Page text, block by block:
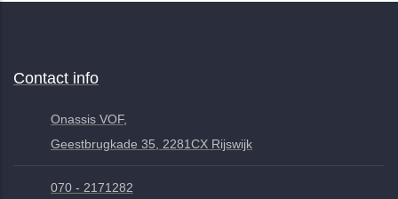
Contact info
Onassis VOF,
Geestbrugkade 35, 2281CX Rijswijk
070 - 2171282